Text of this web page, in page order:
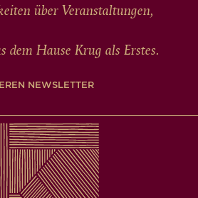
über Veranstaltungen,
dem Hause Krug als Erstes.
NEWSLETTER